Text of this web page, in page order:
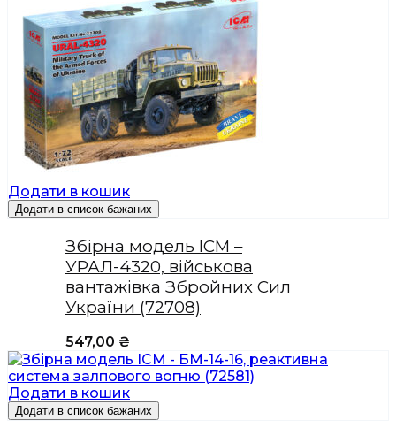
Додати в кошик
Додати в список бажаних
Збірна модель ICM –
УРАЛ-4320, військова
вантажівка Збройних Сил
України (72708)
547,00 ₴
Додати в кошик
Додати в список бажаних